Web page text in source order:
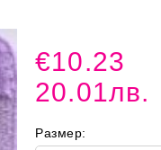
€10.23
20.01лв.
Размер: